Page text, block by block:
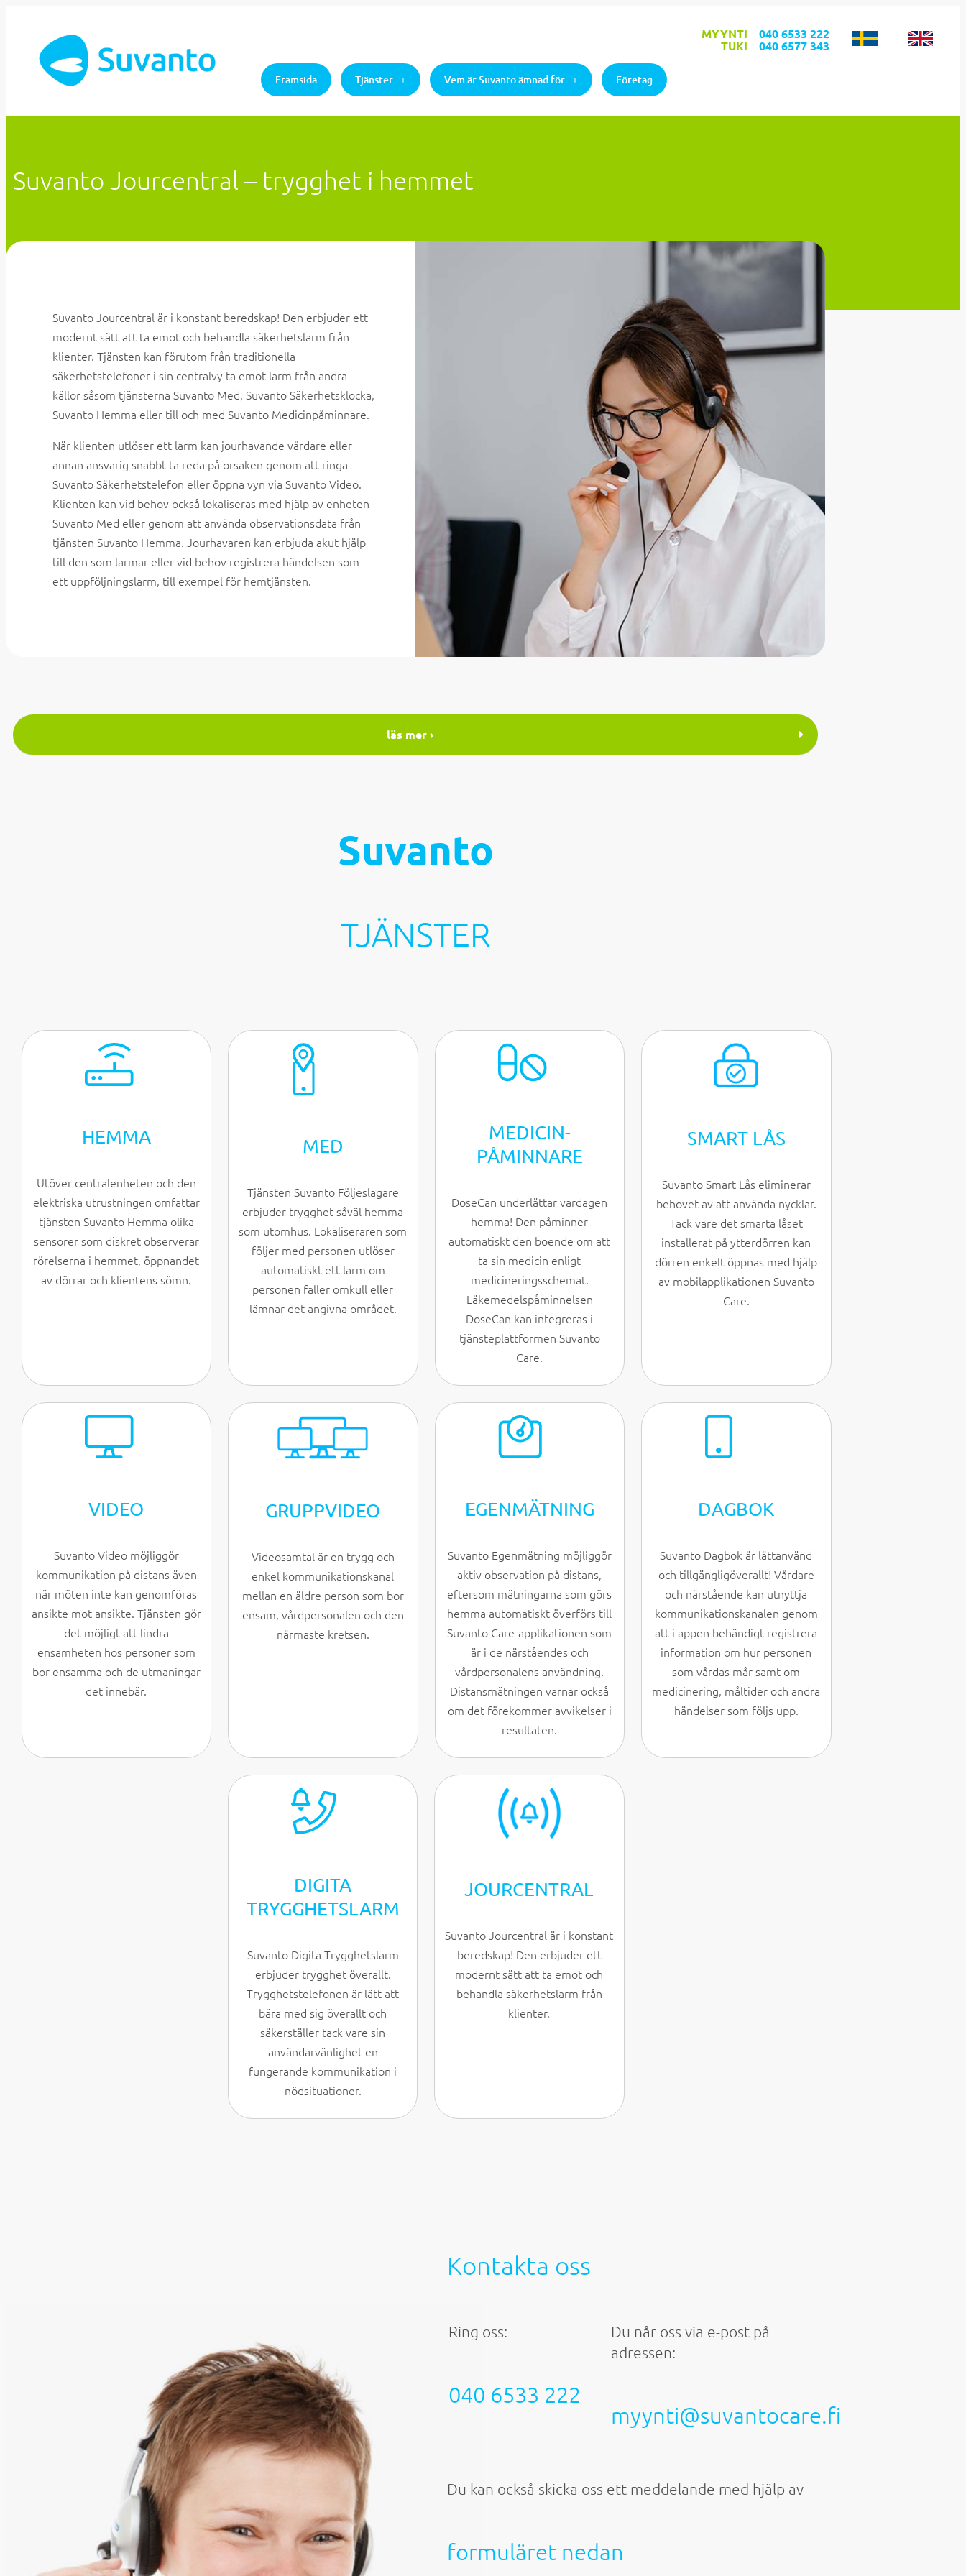
MYYNTI040 6533 222
TUKI040 6577 343
Framsida Tjänster Vem är Suvanto ämnad för Företag
Suvanto Jourcentral – trygghet i hemmet
Suvanto Jourcentral är i konstant beredskap! Den erbjuder ett
modernt sätt att ta emot och behandla säkerhetslarm från
klienter. Tjänsten kan förutom från traditionella
säkerhetstelefoner i sin centralvy ta emot larm från andra
källor såsom tjänsterna Suvanto Med, Suvanto Säkerhetsklocka,
Suvanto Hemma eller till och med Suvanto Medicinpåminnare.
När klienten utlöser ett larm kan jourhavande vårdare eller
annan ansvarig snabbt ta reda på orsaken genom att ringa
Suvanto Säkerhetstelefon eller öppna vyn via Suvanto Video.
Klienten kan vid behov också lokaliseras med hjälp av enheten
Suvanto Med eller genom att använda observationsdata från
tjänsten Suvanto Hemma. Jourhavaren kan erbjuda akut hjälp
till den som larmar eller vid behov registrera händelsen som
ett uppföljningslarm, till exempel för hemtjänsten.
läs mer ›
Suvanto
TJÄNSTER
HEMMA
Utöver centralenheten och den
elektriska utrustningen omfattar
tjänsten Suvanto Hemma olika
sensorer som diskret observerar
rörelserna i hemmet, öppnandet
av dörrar och klientens sömn.
MED
Tjänsten Suvanto Följeslagare
erbjuder trygghet såväl hemma
som utomhus. Lokaliseraren som
följer med personen utlöser
automatiskt ett larm om
personen faller omkull eller
lämnar det angivna området.
MEDICIN­
PÅMINNARE
DoseCan underlättar vardagen
hemma! Den påminner
automatiskt den boende om att
ta sin medicin enligt
medicineringsschemat.
Läkemedelspåminnelsen
DoseCan kan integreras i
tjänsteplattformen Suvanto
Care.
SMART LÅS
Suvanto Smart Lås eliminerar
behovet av att använda nycklar.
Tack vare det smarta låset
installerat på ytterdörren kan
dörren enkelt öppnas med hjälp
av mobilapplikationen Suvanto
Care.
VIDEO
Suvanto Video möjliggör
kommunikation på distans även
när möten inte kan genomföras
ansikte mot ansikte. Tjänsten gör
det möjligt att lindra
ensamheten hos personer som
bor ensamma och de utmaningar
det innebär.
GRUPPVIDEO
Videosamtal är en trygg och
enkel kommunikationskanal
mellan en äldre person som bor
ensam, vårdpersonalen och den
närmaste kretsen.
EGENMÄTNING
Suvanto Egenmätning möjliggör
aktiv observation på distans,
eftersom mätningarna som görs
hemma automatiskt överförs till
Suvanto Care-applikationen som
är i de närståendes och
vårdpersonalens användning.
Distansmätningen varnar också
om det förekommer avvikelser i
resultaten.
DAGBOK
Suvanto Dagbok är lättanvänd
och tillgängligöverallt! Vårdare
och närstående kan utnyttja
kommunikationskanalen genom
att i appen behändigt registrera
information om hur personen
som vårdas mår samt om
medicinering, måltider och andra
händelser som följs upp.
DIGITA
TRYGGHETSLARM
Suvanto Digita Trygghetslarm
erbjuder trygghet överallt.
Trygghetstelefonen är lätt att
bära med sig överallt och
säkerställer tack vare sin
användarvänlighet en
fungerande kommunikation i
nödsituationer.
JOURCENTRAL
Suvanto Jourcentral är i konstant
beredskap! Den erbjuder ett
modernt sätt att ta emot och
behandla säkerhetslarm från
klienter.
Kontakta oss
Ring oss:
040 6533 222
Du når oss via e-post på
adressen:
myynti@suvantocare.fi
Du kan också skicka oss ett meddelande med hjälp av
formuläret nedan